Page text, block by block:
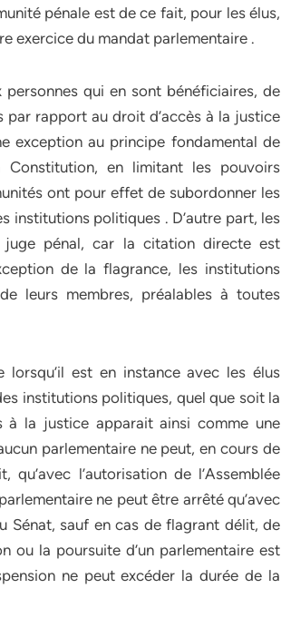
pénale est de ce fait, pour les élus,
exercice du mandat parlementaire .
qui en sont bénéficiaires, de
rapport au droit d’accès à la justice
exception au principe fondamental de
en limitant les pouvoirs
ont pour effet de subordonner les
institutions politiques . D’autre part, les
juge pénal, car la citation directe est
de la flagrance, les institutions
leurs membres, préalables à toutes
est en instance avec les élus
institutions politiques, quel que soit la
la justice apparait ainsi comme une
parlementaire ne peut, en cours de
l’autorisation de l’Assemblée
ne peut être arrêté qu’avec
Sénat, sauf en cas de flagrant délit, de
ou la poursuite d’un parlementaire est
ne peut excéder la durée de la